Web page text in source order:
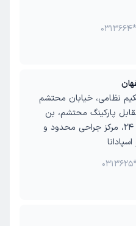
نظامی، خیابان محتشم
پارکینگ محتشم، بن
بست گلشن، شماره 24، مرکز جراحی محدود و